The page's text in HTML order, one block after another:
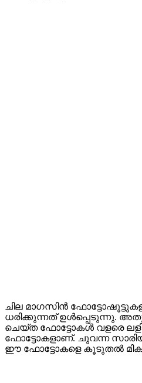
ചില മാഗസിൻ
ധരിക്കുന്നത് ഉൾപ്പെടുന്നു.
ചെയ്ത ഫോട്ടോകൾ വളരെ
ഫോട്ടോകളാണ്. ചുവന്ന
ഈ ഫോട്ടോകളെ കൂടുതൽ